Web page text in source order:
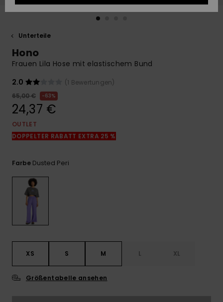
erhalten.
Finden Sie
die häufigsten
Fragen sowie
ansehen
Unterteile
Hono
Frauen Lila Hose mit elastischem Bund
2.0
(1 Bewertungen)
65,00 €
63%
24,37 €
OUTLET
DOPPELTER RABATT EXTRA 25 %
Farbe Dusted Peri
XS S M L XL
Größentabelle ansehen